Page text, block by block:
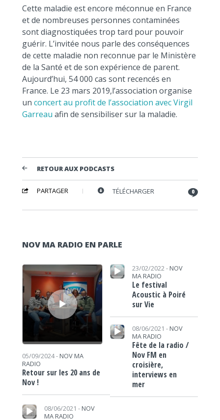
Cette maladie est encore méconnue en France
et de nombreuses personnes contaminées
sont diagnostiquées trop tard pour pouvoir
guérir. L’invitée nous parle des conséquences
de cette maladie non reconnue par le Ministère
de la Santé et de son expérience de parent.
Aujourd’hui, 54 000 cas sont recencés en
France. Le 23 mars 2019,l’association organise
un concert au profit de l’association avec Virgil
Garreau afin de sensibiliser sur la maladie.
RETOUR AUX PODCASTS
PARTAGER TÉLÉCHARGER 0
NOV MA RADIO EN PARLE
Lecteur audio
05/09/2024 - NOV MA
RADIO
Retour sur les 20 ans de
Nov !
Lecteur audio 23/02/2022 - NOV
MA RADIO
Le festival
Acoustic à Poiré
sur Vie
Lecteur audio
08/06/2021 - NOV
MA RADIO
Fête de la radio /
Nov FM en
croisière,
interviews en
mer
Lecteur audio
08/06/2021 - NOV
MA RADIO